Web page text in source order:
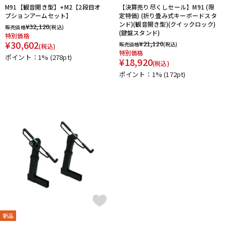
アンプ エフェクター
DTM
レコーディング機器
中古
M91【観音開き型】+M2【2段目オ
プションアームセット】
販売価格¥32,120(税込)
特別価格
¥30,602(税込)
ポイント：1% (278pt)
【決算売り尽くしセール】M91 (限
定特価) (折り畳み式キーボードスタ
ンド)(観音開き型)(クイックロック)
(鍵盤スタンド)
販売価格¥21,120(税込)
特別価格
¥18,920(税込)
ポイント：1%(172pt)
新品